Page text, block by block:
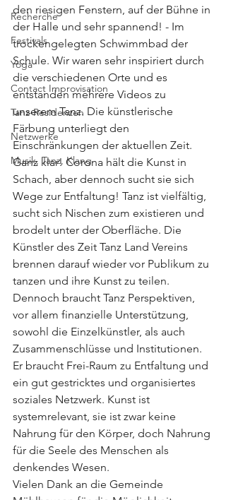
Recherche
Festivals
Yoga
Contact Improvisation
Tanz-Residenzen
Netzwerke
Musik, Tanz, Klang
den riesigen Fenstern, auf der Bühne in
der Halle und sehr spannend! - Im
trockengelegten Schwimmbad der
Schule. Wir waren sehr inspiriert durch
die verschiedenen Orte und es
entstanden mehrere Videos zu
unserem Tanz. Die künstlerische
Färbung unterliegt den
Einschränkungen der aktuellen Zeit.
Ganz klar! Corona hält die Kunst in
Schach, aber dennoch sucht sie sich
Wege zur Entfaltung! Tanz ist vielfältig,
sucht sich Nischen zum existieren und
brodelt unter der Oberfläche. Die
Künstler des Zeit Tanz Land Vereins
brennen darauf wieder vor Publikum zu
tanzen und ihre Kunst zu teilen.
Dennoch braucht Tanz Perspektiven,
vor allem finanzielle Unterstützung,
sowohl die Einzelkünstler, als auch
Zusammenschlüsse und Institutionen.
Er braucht Frei-Raum zu Entfaltung und
ein gut gestricktes und organisiertes
soziales Netzwerk. Kunst ist
systemrelevant, sie ist zwar keine
Nahrung für den Körper, doch Nahrung
für die Seele des Menschen als
denkendes Wesen.
Vielen Dank an die Gemeinde